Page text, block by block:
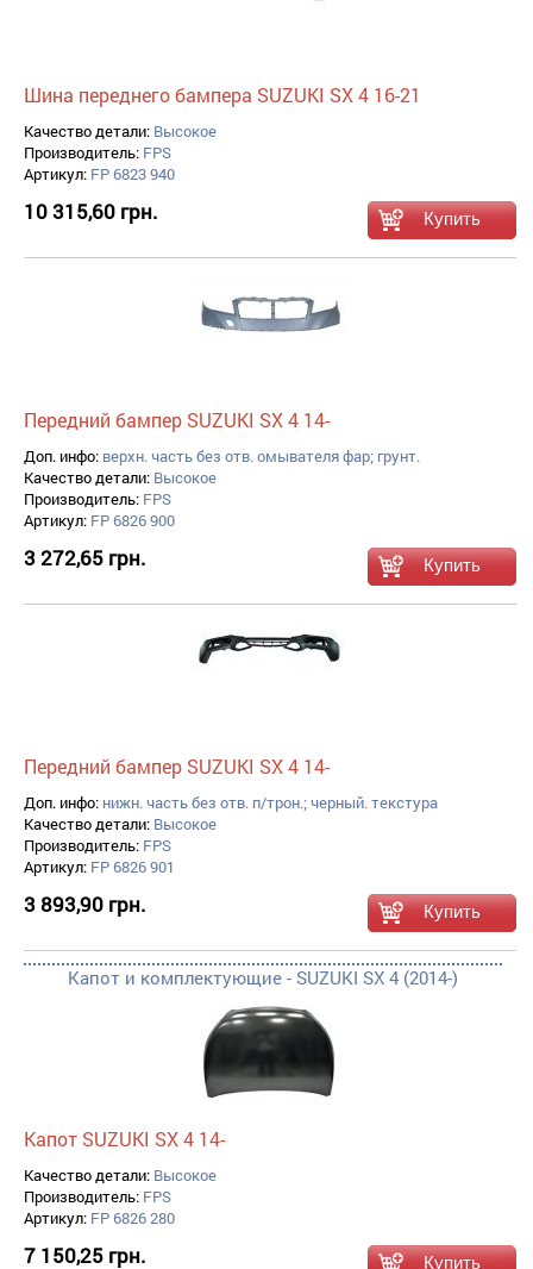
Шина переднего бампера SUZUKI SX 4 16-21
Качество детали: Высокое
Производитель: FPS
Артикул: FP 6823 940
10 315,60 грн.
Передний бампер SUZUKI SX 4 14-
Доп. инфо: верхн. часть без отв. омывателя фар; грунт.
Качество детали: Высокое
Производитель: FPS
Артикул: FP 6826 900
3 272,65 грн.
Передний бампер SUZUKI SX 4 14-
Доп. инфо: нижн. часть без отв. п/трон.; черный. текстура
Качество детали: Высокое
Производитель: FPS
Артикул: FP 6826 901
3 893,90 грн.
Капот и комплектующие - SUZUKI SX 4 (2014-)
Капот SUZUKI SX 4 14-
Качество детали: Высокое
Производитель: FPS
Артикул: FP 6826 280
7 150,25 грн.